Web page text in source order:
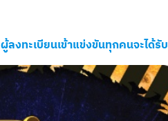
ผู้ลงทะเบียนเข้าแข่งขันทุกคนจะได้รับ